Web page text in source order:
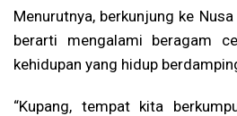
Menurutnya, berkunjung ke
berarti mengalami beragam
kehidupan yang hidup
“Kupang, tempat kita